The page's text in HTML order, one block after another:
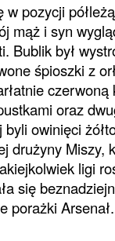
w pozycji
mąż i syn
Bublik był
śpioszki z
oraz
owinięci
drużyny
ligi
się
porażki